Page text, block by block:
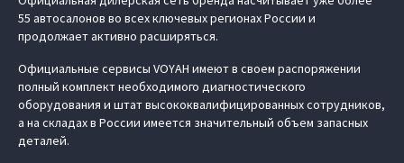
55 автосалонов во всех ключевых регионах России и
продолжает активно расширяться.
Официальные сервисы VOYAH имеют в своем распоряжении
полный комплект необходимого диагностического
оборудования и штат высококвалифицированных сотрудников,
а на складах в России имеется значительный объем запасных
деталей.